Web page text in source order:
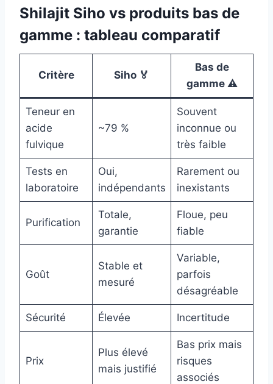
Shilajit Siho vs produits bas de
gamme : tableau comparatif
Critère Siho 🏅
Bas de
gamme ⚠️
Teneur en
acide
fulvique
~79 %
Souvent
inconnue ou
très faible
Tests en
laboratoire
Oui,
indépendants
Rarement ou
inexistants
Purification
Totale,
garantie
Floue, peu
fiable
Goût
Stable et
mesuré
Variable,
parfois
désagréable
Sécurité Élevée Incertitude
Prix
Plus élevé
mais justifié
Bas prix mais
risques
associés